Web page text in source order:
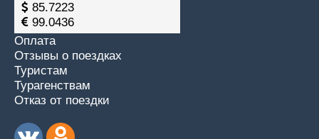
85.7223
99.0436
Оплата
Отзывы о поездках
Туристам
Турагенствам
Отказ от поездки